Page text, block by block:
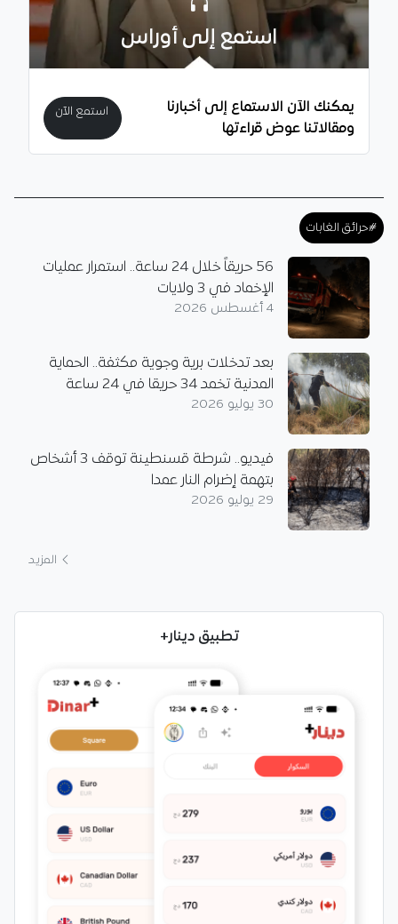
استمع إلى أوراس
يمكنك الآن الاستماع إلى أخبارنا
ومقالاتنا عوض قراءتها
استمع الآن
#حرائق الغابات
56 حريقاً خلال 24 ساعة.. استمرار عمليات
الإخماد في 3 ولايات
4 أغسطس 2026
بعد تدخلات برية وجوية مكثفة.. الحماية
المدنية تخمد 34 حريقا في 24 ساعة
30 يوليو 2026
فيديو.. شرطة قسنطينة توقف 3 أشخاص
بتهمة إضرام النار عمدا
29 يوليو 2026
المزيد
تطبيق دينار+